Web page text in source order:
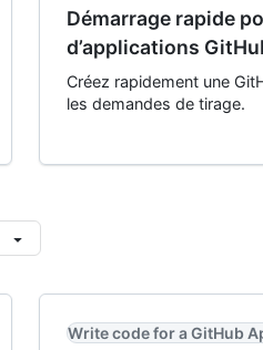
Démarrage rapide
d’applications
Créez rapidement une
les demandes de tirage.
Write code for a GitHub